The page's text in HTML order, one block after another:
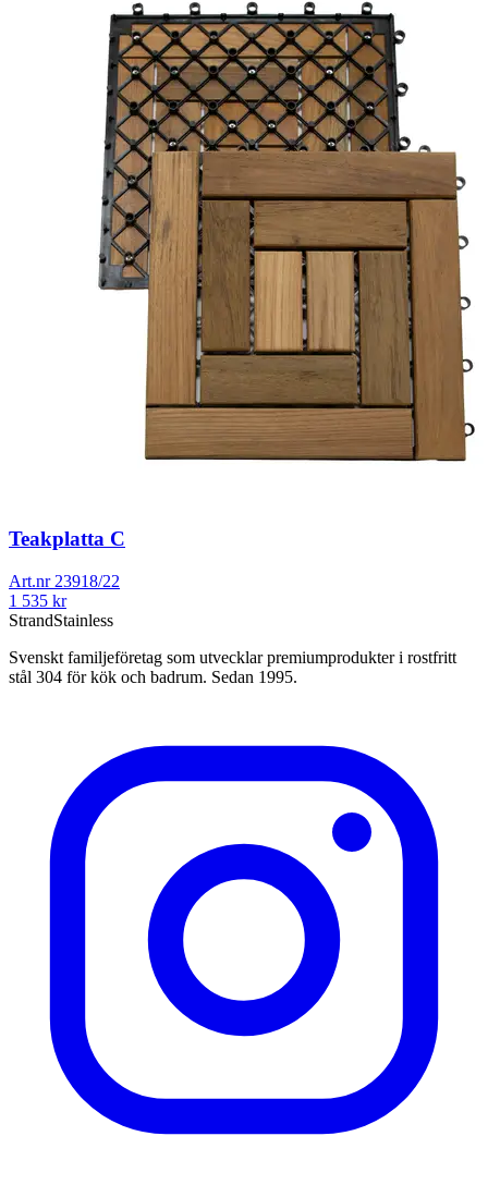
Teakplatta C
Art.nr 23918/22
1 535 kr
StrandStainless
Svenskt familjeföretag som utvecklar premiumprodukter i rostfritt
stål 304 för kök och badrum. Sedan 1995.